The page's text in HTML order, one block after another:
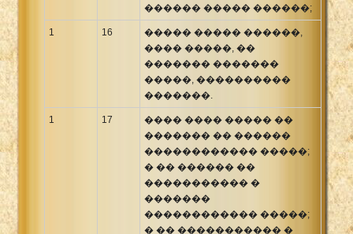
������ ����� ������;
1 16
����� ����� ������,
���� �����, ��
������� �������
�����, ����������
�������.
1 17
���� ���� ����� ��
������� �� ������
������������ �����;
� �� ������ ��
����������� �
�������
������������ �����;
� �� ����������� �